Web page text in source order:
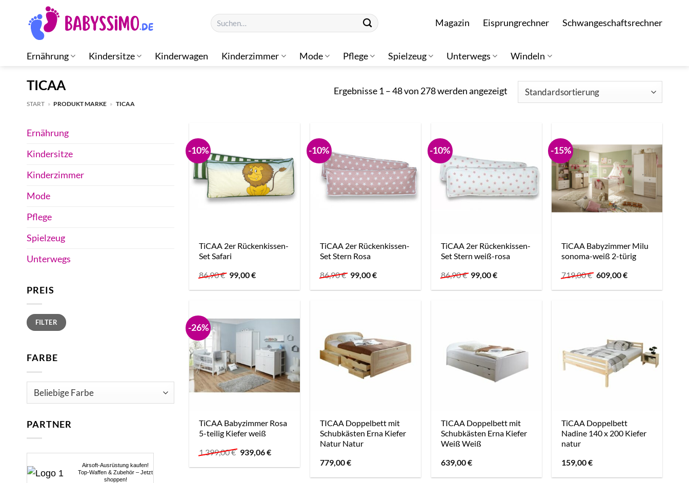
springen
Suchen
nach:
Magazin Eisprungrechner Schwangeschaftsrechner
Ernährung Kindersitze Kinderwagen Kinderzimmer Mode Pflege Spielzeug Unterwegs Windeln
TICAA
START » PRODUKT MARKE » TICAA
Ergebnisse 1 – 48 von 278 werden angezeigt
Ernährung
Kindersitze
Kinderzimmer
Mode
Pflege
Spielzeug
Unterwegs
PREIS
Min.
Preis
Max.
PreisFILTER
FARBE
PARTNER
Airsoft-Ausrüstung kaufen!
Top-Waffen & Zubehör – Jetzt
shoppen!
-10%
TiCAA 2er Rückenkissen-
Set Safari
86,90€ Ursprünglicher
Preis
war:
99,00€Aktueller
ist:
-10%
TiCAA 2er Rückenkissen-
Set Stern Rosa
86,90€ Ursprünglicher
Preis
war:
99,00€Aktueller
ist:
-10%
TiCAA 2er Rückenkissen-
Set Stern weiß-rosa
86,90€ Ursprünglicher
Preis
war:
99,00€Aktueller
ist:
-15%
TiCAA Babyzimmer Milu
sonoma-weiß 2-türig
719,00€ Ursprünglicher
Preis
war:
609,00€Aktueller
ist:
-26%
TiCAA Babyzimmer Rosa
5-teilig Kiefer weiß
1.399,00€ Ursprünglicher
Preis
war:
939,06€Aktueller
ist:
TICAA Doppelbett mit
Schubkästen Erna Kiefer
Natur Natur
779,00€
TICAA Doppelbett mit
Schubkästen Erna Kiefer
Weiß Weiß
639,00€
TiCAA Doppelbett
Nadine 140 x 200 Kiefer
natur
159,00€